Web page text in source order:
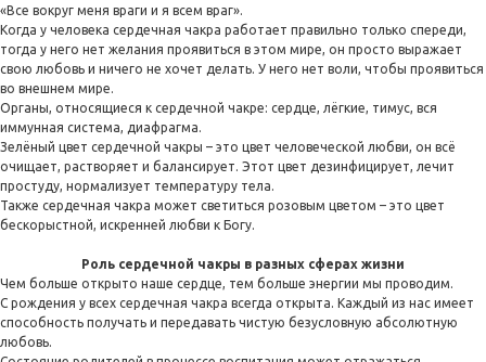
«Все вокруг меня враги и я всем враг».
Когда у человека сердечная чакра работает правильно только спереди,
тогда у него нет желания проявиться в этом мире, он просто выражает
свою любовь и ничего не хочет делать. У него нет воли, чтобы проявиться
во внешнем мире.
Органы, относящиеся к сердечной чакре: сердце, лёгкие, тимус, вся
иммунная система, диафрагма.
Зелёный цвет сердечной чакры – это цвет человеческой любви, он всё
очищает, растворяет и балансирует. Этот цвет дезинфицирует, лечит
простуду, нормализует температуру тела.
Также сердечная чакра может светиться розовым цветом – это цвет
бескорыстной, искренней любви к Богу.
Роль сердечной чакры в разных сферах жизни
Чем больше открыто наше сердце, тем больше энергии мы проводим.
С рождения у всех сердечная чакра всегда открыта. Каждый из нас имеет
способность получать и передавать чистую безусловную абсолютную
любовь.